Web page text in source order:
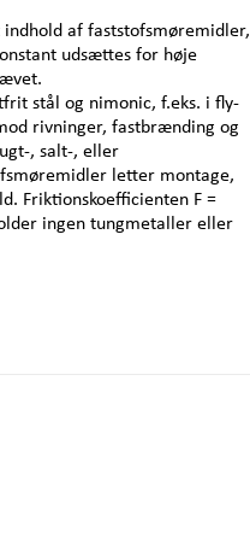
af faststofsmøremidler,
udsættes for høje
stål og nimonic, f.eks. i fly-
rivninger, fastbrænding og
, salt-, eller
letter montage,
Friktionskoefficienten F =
ingen tungmetaller eller